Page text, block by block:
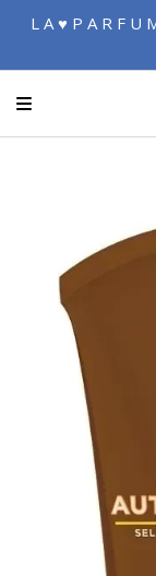
L A ♥ P A R F U